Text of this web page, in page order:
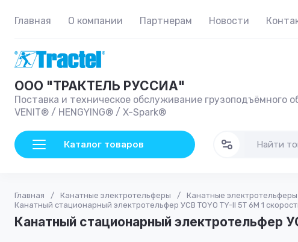
Главная О компании Партнерам Новости
ООО "ТРАКТЕЛЬ РУССИА"
Поставка и техническое обслуживание грузоподъёмного
VENIT® / HENGYING® / X-Spark®
Каталог товаров
Главная / Канатные электротельферы / Канатные электротельферы
Канатный стационарный электротельфер УСВ TOYO TY-II 5T 6M 1
Канатный стационарный электротельфер